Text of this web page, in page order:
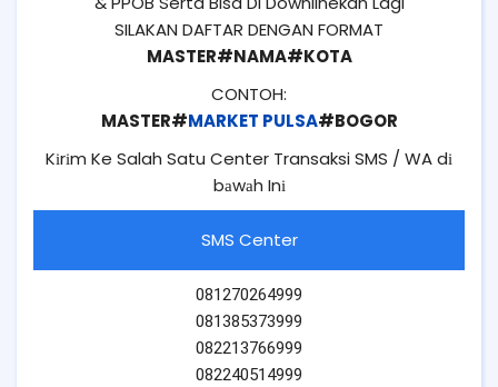
SILAKAN DAFTAR DENGAN FORMAT
MASTER#NAMA#KOTA
CONTOH:
MASTER#MARKET PULSA#BOGOR
Kіrіm Ke Salah Satu Center Transaksi SMS / WA dі
bаwаh Inі
SMS Center
081270264999
081385373999
082213766999
082240514999